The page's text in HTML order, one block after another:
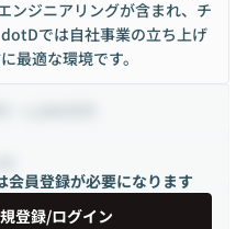
ンジニアリングが含まれ、チ
では自社事業の立ち上げ
最適な環境です。
会員登録が必要になります
登録/ログイン